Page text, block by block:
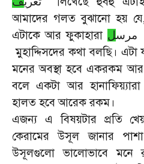
আমাদের গলত বুঝানো হয় যে
এটাকে আর ফুকাহারা مرسل
মুহাদ্দিসদের কথা বলছি। এটা
মনের অবস্থা হবে একরকম আর
বলে একটা আর হানাফিয়্যারা
হালত হবে আরেক রকম।
এজন্য এ বিষয়টার প্রতি
কেরামের
উসূল জানার
উসূলগুলো
ভালোভাবে মনে